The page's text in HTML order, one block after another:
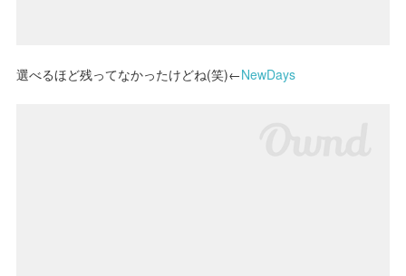
選べるほど残ってなかったけどね(笑)←NewDays